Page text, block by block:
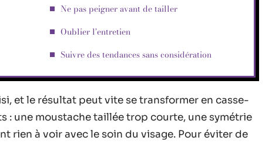
Ne pas peigner avant de tailler
Oublier l’entretien
Suivre des tendances sans considération
et le résultat peut vite se transformer en casse-
: une moustache taillée trop courte, une symétrie
rien à voir avec le soin du visage. Pour éviter de